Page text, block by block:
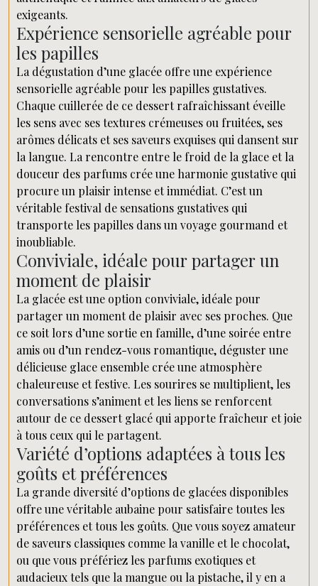
exigeants.
Expérience sensorielle agréable pour
les papilles
La dégustation d’une glacée offre une expérience
sensorielle agréable pour les papilles gustatives.
Chaque cuillerée de ce dessert rafraîchissant éveille
les sens avec ses textures crémeuses ou fruitées, ses
arômes délicats et ses saveurs exquises qui dansent sur
la langue. La rencontre entre le froid de la glace et la
douceur des parfums crée une harmonie gustative qui
procure un plaisir intense et immédiat. C’est un
véritable festival de sensations gustatives qui
transporte les papilles dans un voyage gourmand et
inoubliable.
Conviviale, idéale pour partager un
moment de plaisir
La glacée est une option conviviale, idéale pour
partager un moment de plaisir avec ses proches. Que
ce soit lors d’une sortie en famille, d’une soirée entre
amis ou d’un rendez-vous romantique, déguster une
délicieuse glace ensemble crée une atmosphère
chaleureuse et festive. Les sourires se multiplient, les
conversations s’animent et les liens se renforcent
autour de ce dessert glacé qui apporte fraîcheur et joie
à tous ceux qui le partagent.
Variété d’options adaptées à tous les
goûts et préférences
La grande diversité d’options de glacées disponibles
offre une véritable aubaine pour satisfaire toutes les
préférences et tous les goûts. Que vous soyez amateur
de saveurs classiques comme la vanille et le chocolat,
ou que vous préfériez les parfums exotiques et
audacieux tels que la mangue ou la pistache, il y en a